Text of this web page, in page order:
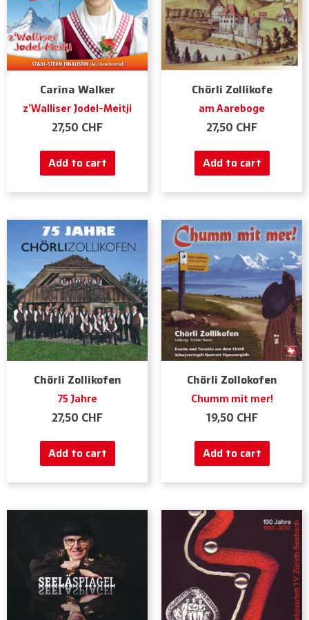
Carina Walker
z’Walliser Jodel-Meitji
27,50 CHF
Add to cart
Chörli Zollikofe
am Aareboge
27,50 CHF
Add to cart
Chörli Zollikofen
75 Jahre
27,50 CHF
Add to cart
Chörli Zollokofen
Chumm mit mer!
19,50 CHF
Add to cart